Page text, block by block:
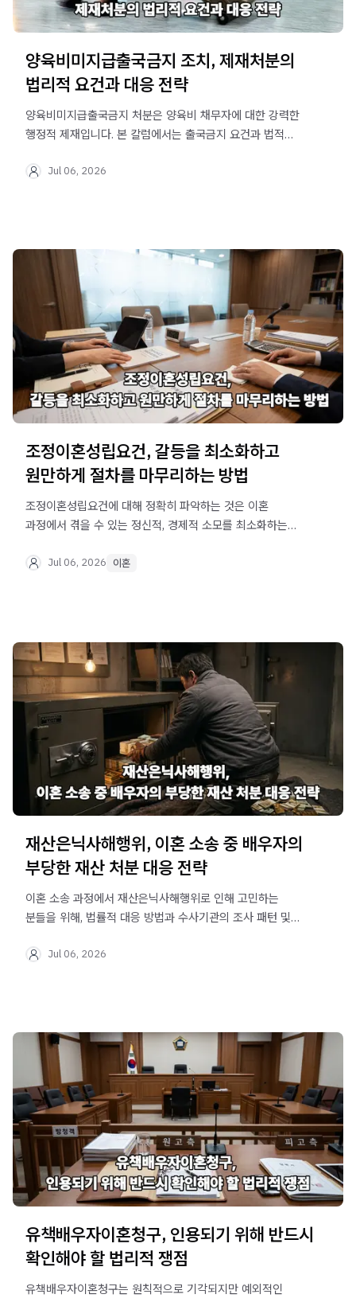
양육비미지급출국금지 조치, 제재처분의
법리적 요건과 대응 전략
양육비미지급출국금지 처분은 양육비 채무자에 대한 강력한
행정적 제재입니다. 본 칼럼에서는 출국금지 요건과 법적
해결할 방안을 제시합니다.
Jul 06, 2026
조정이혼성립요건, 갈등을 최소화하고
원만하게 절차를 마무리하는 방법
조정이혼성립요건에 대해 정확히 파악하는 것은 이혼
과정에서 겪을 수 있는 정신적, 경제적 소모를 최소화하는
안내합니다.
Jul 06, 2026 이혼
재산은닉사해행위, 이혼 소송 중 배우자의
부당한 재산 처분 대응 전략
이혼 소송 과정에서 재산은닉사해행위로 인해 고민하는
분들을 위해, 법률적 대응 방법과 수사기관의 조사 패턴 및
Jul 06, 2026
유책배우자이혼청구, 인용되기 위해 반드시
확인해야 할 법리적 쟁점
유책배우자이혼청구는 원칙적으로 기각되지만 예외적인